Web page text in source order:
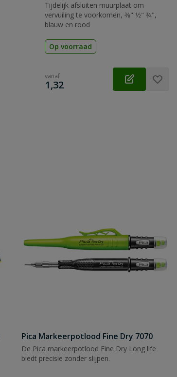
Tijdelijk afsluiten muurplaat om
vervuiling te voorkomen, 3⁄8" 1⁄2" 3⁄4",
blauw en rood
Op voorraad
vanaf
€
1,32
Pica Markeerpotlood Fine Dry 7070
De Pica markeerpotlood Fine Dry Long life
biedt precisie zonder slijpen.